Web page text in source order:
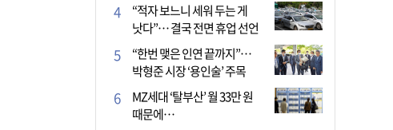
“적자 보느니 세워 두는 게
낫다”… 결국 전면 휴업 선언
한 택시회사
“한번 맺은 인연 끝까지”…
박형준 시장 ‘용인술’ 주목
MZ세대 ‘탈부산’ 월 33만 원
때문에…